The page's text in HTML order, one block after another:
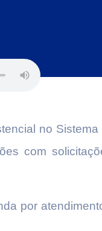
no
com
por